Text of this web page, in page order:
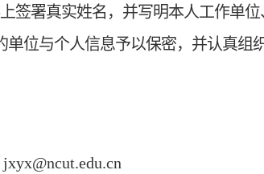
签署真实姓名，并写明本人工作单位
单位与个人信息予以保密，并认真组